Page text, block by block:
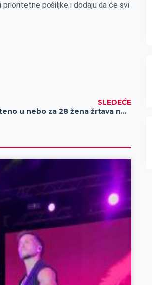
prioritetne pošiljke i dodaju da će svi
SLEDEĆE
28 balona pušteno u nebo za 28 žena žrtava nasilja u porodici